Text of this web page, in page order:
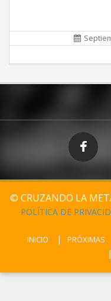
© CRUZANDO LA
POLÍTICA DE
INICIO PRÓXIMAS